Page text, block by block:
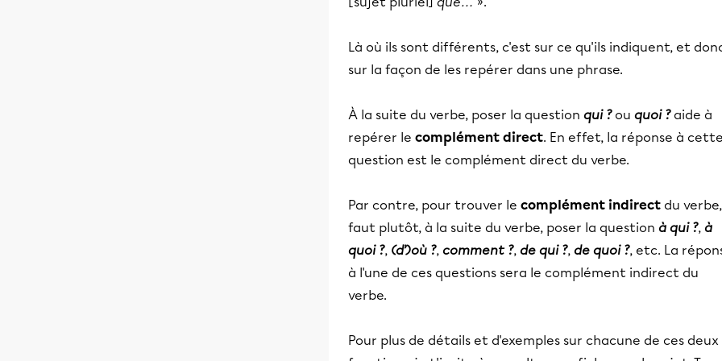
Là où ils sont différents, c'est sur ce qu'ils indiquent, et
sur la façon de les repérer dans une phrase.
À la suite du verbe, poser la question qui ?ou quoi ? aide à
repérer le complément direct. En effet, la réponse à cette
question est le complément direct du verbe.
Par contre, pour trouver le complément indirect du
faut plutôt, à la suite du verbe, poser la question à qui ?, à
quoi ?, (d’)où ?, comment ?, de qui ?, de quoi ?, etc. La
à l'une de ces questions sera le complément indirect du
verbe.
Pour plus de détails et d'exemples sur chacune de ces deux